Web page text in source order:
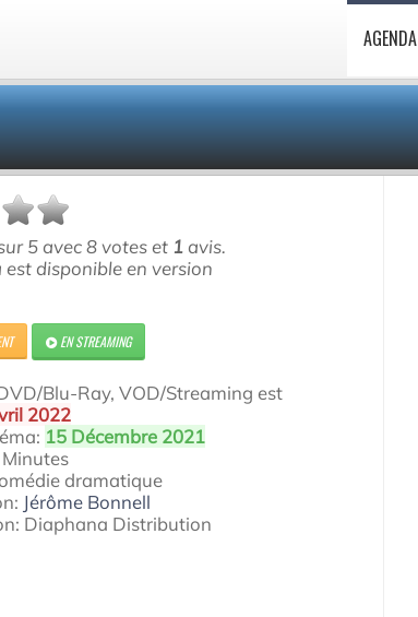
AGENDA
5 avec8votes et 1 avis.
est disponible en version
EN STREAMING
Blu-Ray, VOD/Streaming est
2022
15 Décembre 2021
dramatique
Jérôme Bonnell
Diaphana Distribution